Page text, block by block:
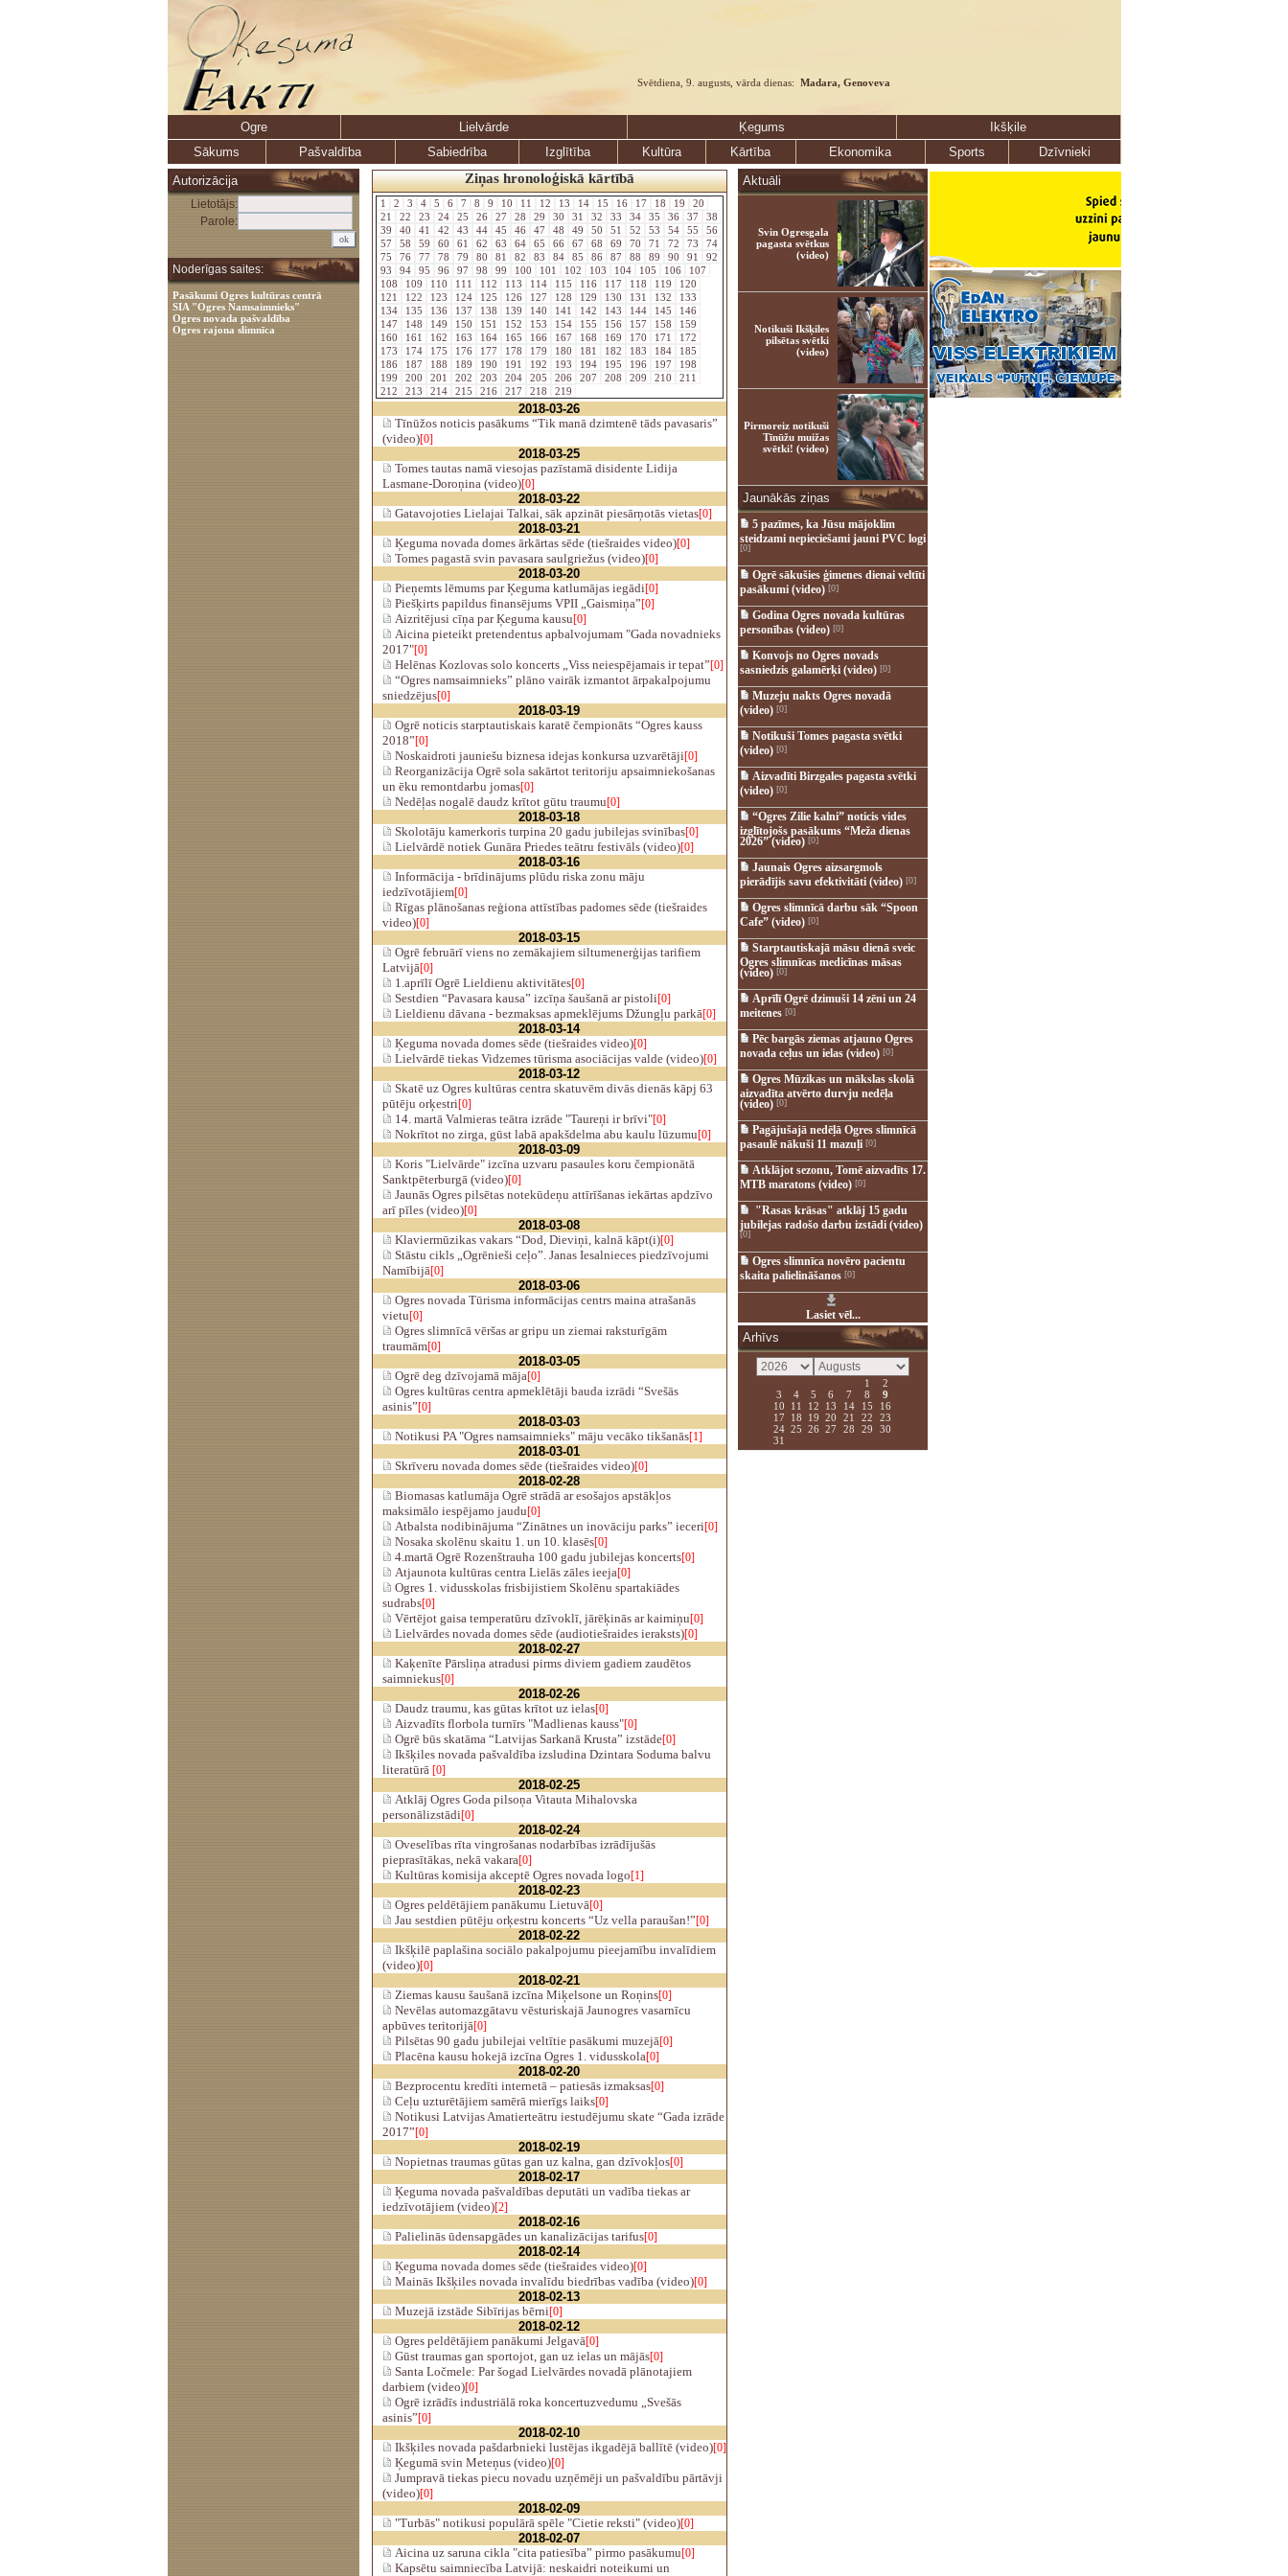
Svētdiena, 9. augusts, vārda dienas: Madara, Genoveva
Ogre Lielvārde Ķegums
Ikšķile
Sākums
Pašvaldība Sabiedrība Izglītība Kultūra Kārtība Ekonomika Sports
Dzīvnieki
Autorizācija
Lietotājs:
Parole:
Noderīgas saites:
Pasākumi Ogres kultūras centrā
SIA "Ogres Namsaimnieks"
Ogres novada pašvaldība
Ogres rajona slimnīca
Ziņas hronoloģiskā kārtībā
1 2 3 4 5 6 7 8 9 10 11 12 13 14 15 16 17 18 19
20
21
22 23 24 25 26 27 28 29 30 31 32 33 34 35 36 37
38
39
40 41 42 43 44 45 46 47 48 49 50 51 52 53 54 55
56
57
58 59 60 61 62 63 64 65 66 67 68 69 70 71 72 73
74
75
76 77 78 79 80 81 82 83 84 85 86 87 88 89 90 91
92
93
94 95 96 97 98 99 100 101 102 103 104 105 106
107
108
109 110 111 112 113 114 115 116 117 118 119
120
121
122 123 124 125 126 127 128 129 130 131 132
133
134
135 136 137 138 139 140 141 142 143 144 145
146
147
148 149 150 151 152 153 154 155 156 157 158
159
160
161 162 163 164 165 166 167 168 169 170 171
172
173
174 175 176 177 178 179 180 181 182 183 184
185
186
187 188 189 190 191 192 193 194 195 196 197
198
199
200 201 202 203 204 205 206 207 208 209 210
211
212
213 214 215 216 217 218 219
2018-03-26
Tīnūžos noticis pasākums “Tik manā dzimtenē tāds pavasaris”
(video)[0]
2018-03-25
Tomes tautas namā viesojas pazīstamā disidente Lidija
Lasmane-Doroņina (video)[0]
2018-03-22
Gatavojoties Lielajai Talkai, sāk apzināt piesārņotās vietas[0]
2018-03-21
Ķeguma novada domes ārkārtas sēde (tiešraides video)[0]
Tomes pagastā svin pavasara saulgriežus (video)[0]
2018-03-20
Pieņemts lēmums par Ķeguma katlumājas iegādi[0]
Piešķirts papildus finansējums VPII „Gaismiņa”[0]
Aizritējusi cīņa par Ķeguma kausu[0]
Aicina pieteikt pretendentus apbalvojumam "Gada novadnieks
2017"[0]
Helēnas Kozlovas solo koncerts „Viss neiespējamais ir tepat”[0]
“Ogres namsaimnieks” plāno vairāk izmantot ārpakalpojumu
sniedzējus[0]
2018-03-19
Ogrē noticis starptautiskais karatē čempionāts “Ogres kauss
2018”[0]
Noskaidroti jauniešu biznesa idejas konkursa uzvarētāji[0]
Reorganizācija Ogrē sola sakārtot teritoriju apsaimniekošanas
un ēku remontdarbu jomas[0]
Nedēļas nogalē daudz krītot gūtu traumu[0]
2018-03-18
Skolotāju kamerkoris turpina 20 gadu jubilejas svinības[0]
Lielvārdē notiek Gunāra Priedes teātru festivāls (video)[0]
2018-03-16
Informācija - brīdinājums plūdu riska zonu māju
iedzīvotājiem[0]
Rīgas plānošanas reģiona attīstības padomes sēde (tiešraides
video)[0]
2018-03-15
Ogrē februārī viens no zemākajiem siltumenerģijas tarifiem
Latvijā[0]
1.aprīlī Ogrē Lieldienu aktivitātes[0]
Sestdien “Pavasara kausa” izcīņa šaušanā ar pistoli[0]
Lieldienu dāvana - bezmaksas apmeklējums Džungļu parkā[0]
2018-03-14
Ķeguma novada domes sēde (tiešraides video)[0]
Lielvārdē tiekas Vidzemes tūrisma asociācijas valde (video)[0]
2018-03-12
Skatē uz Ogres kultūras centra skatuvēm divās dienās kāpj 63
pūtēju orķestri[0]
14. martā Valmieras teātra izrāde "Taureņi ir brīvi"[0]
Nokrītot no zirga, gūst labā apakšdelma abu kaulu lūzumu[0]
2018-03-09
Koris "Lielvārde" izcīna uzvaru pasaules koru čempionātā
Sanktpēterburgā (video)[0]
Jaunās Ogres pilsētas notekūdeņu attīrīšanas iekārtas apdzīvo
arī pīles (video)[0]
2018-03-08
Klaviermūzikas vakars “Dod, Dieviņi, kalnā kāpt(i)[0]
Stāstu cikls „Ogrēnieši ceļo”. Janas Iesalnieces piedzīvojumi
Namībijā[0]
2018-03-06
Ogres novada Tūrisma informācijas centrs maina atrašanās
vietu[0]
Ogres slimnīcā vēršas ar gripu un ziemai raksturīgām
traumām[0]
2018-03-05
Ogrē deg dzīvojamā māja[0]
Ogres kultūras centra apmeklētāji bauda izrādi “Svešās
asinis”[0]
2018-03-03
Notikusi PA "Ogres namsaimnieks" māju vecāko tikšanās[1]
2018-03-01
Skrīveru novada domes sēde (tiešraides video)[0]
2018-02-28
Biomasas katlumāja Ogrē strādā ar esošajos apstākļos
maksimālo iespējamo jaudu[0]
Atbalsta nodibinājuma “Zinātnes un inovāciju parks” ieceri[0]
Nosaka skolēnu skaitu 1. un 10. klasēs[0]
4.martā Ogrē Rozenštrauha 100 gadu jubilejas koncerts[0]
Atjaunota kultūras centra Lielās zāles ieeja[0]
Ogres 1. vidusskolas frisbijistiem Skolēnu spartakiādes
sudrabs[0]
Vērtējot gaisa temperatūru dzīvoklī, jārēķinās ar kaimiņu[0]
Lielvārdes novada domes sēde (audiotiešraides ieraksts)[0]
2018-02-27
Kaķenīte Pārsliņa atradusi pirms diviem gadiem zaudētos
saimniekus[0]
2018-02-26
Daudz traumu, kas gūtas krītot uz ielas[0]
Aizvadīts florbola turnīrs "Madlienas kauss"[0]
Ogrē būs skatāma “Latvijas Sarkanā Krusta” izstāde[0]
Ikšķiles novada pašvaldība izsludina Dzintara Soduma balvu
literatūrā [0]
2018-02-25
Atklāj Ogres Goda pilsoņa Vitauta Mihalovska
personālizstādi[0]
2018-02-24
Oveselības rīta vingrošanas nodarbības izrādījušās
pieprasītākas, nekā vakara[0]
Kultūras komisija akceptē Ogres novada logo[1]
2018-02-23
Ogres peldētājiem panākumu Lietuvā[0]
Jau sestdien pūtēju orķestru koncerts “Uz vella paraušan!”[0]
2018-02-22
Ikšķilē paplašina sociālo pakalpojumu pieejamību invalīdiem
(video)[0]
2018-02-21
Ziemas kausu šaušanā izcīna Miķelsone un Roņins[0]
Nevēlas automazgātavu vēsturiskajā Jaunogres vasarnīcu
apbūves teritorijā[0]
Pilsētas 90 gadu jubilejai veltītie pasākumi muzejā[0]
Placēna kausu hokejā izcīna Ogres 1. vidusskola[0]
2018-02-20
Bezprocentu kredīti internetā – patiesās izmaksas[0]
Ceļu uzturētājiem samērā mierīgs laiks[0]
Notikusi Latvijas Amatierteātru iestudējumu skate “Gada izrāde
2017”[0]
2018-02-19
Nopietnas traumas gūtas gan uz kalna, gan dzīvokļos[0]
2018-02-17
Ķeguma novada pašvaldības deputāti un vadība tiekas ar
iedzīvotājiem (video)[2]
2018-02-16
Palielinās ūdensapgādes un kanalizācijas tarifus[0]
2018-02-14
Ķeguma novada domes sēde (tiešraides video)[0]
Mainās Ikšķiles novada invalīdu biedrības vadība (video)[0]
2018-02-13
Muzejā izstāde Sibīrijas bērni[0]
2018-02-12
Ogres peldētājiem panākumi Jelgavā[0]
Gūst traumas gan sportojot, gan uz ielas un mājās[0]
Santa Ločmele: Par šogad Lielvārdes novadā plānotajiem
darbiem (video)[0]
Ogrē izrādīs industriālā roka koncertuzvedumu „Svešās
asinis”[0]
2018-02-10
Ikšķiles novada pašdarbnieki lustējas ikgadējā ballītē (video)[0]
Ķegumā svin Meteņus (video)[0]
Jumpravā tiekas piecu novadu uzņēmēji un pašvaldību pārtāvji
(video)[0]
2018-02-09
"Turbās" notikusi populārā spēle "Cietie reksti" (video)[0]
2018-02-07
Aicina uz saruna cikla "cita patiesība” pirmo pasākumu[0]
Kapsētu saimniecība Latvijā: neskaidri noteikumi un
Aktuāli
Svin Ogresgala
pagasta svētkus
(video)
Notikuši Ikšķiles
pilsētas svētki
(video)
Pirmoreiz notikuši
Tīnūžu muižas
svētki! (video)
Jaunākās ziņas
5 pazīmes, ka Jūsu mājoklim
steidzami nepieciešami jauni PVC logi
[0]
Ogrē sākušies ģimenes dienai veltīti
pasākumi (video)[0]
Godina Ogres novada kultūras
personības (video)[0]
Konvojs no Ogres novads
sasniedzis galamērķi (video)[0]
Muzeju nakts Ogres novadā
(video)[0]
Notikuši Tomes pagasta svētki
(video)[0]
Aizvadīti Birzgales pagasta svētki
(video)[0]
“Ogres Zilie kalni” noticis vides
izglītojošs pasākums “Meža dienas
2026” (video)[0]
Jaunais Ogres aizsargmols
pierādījis savu efektivitāti (video)[0]
Ogres slimnīcā darbu sāk “Spoon
Cafe” (video)[0]
Starptautiskajā māsu dienā sveic
Ogres slimnīcas medicīnas māsas
(video)[0]
Aprīlī Ogrē dzimuši 14 zēni un 24
meitenes [0]
Pēc bargās ziemas atjauno Ogres
novada ceļus un ielas (video)[0]
Ogres Mūzikas un mākslas skolā
aizvadīta atvērto durvju nedēļa
(video)[0]
Pagājušajā nedēļā Ogres slimnīcā
pasaulē nākuši 11 mazuļi[0]
Atklājot sezonu, Tomē aizvadīts 17.
MTB maratons (video)[0]
"Rasas krāsas" atklāj 15 gadu
jubilejas radošo darbu izstādi (video)
[0]
Ogres slimnīca novēro pacientu
skaita palielināšanos [0]
Lasiet vēl...
Arhīvs
1
2
3
4 5 6 7 8
9
10
11 12 13 14 15
16
17
18 19 20 21 22
23
24 25 26 27 28 29
30
31